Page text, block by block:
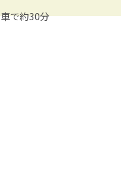
車で約30分